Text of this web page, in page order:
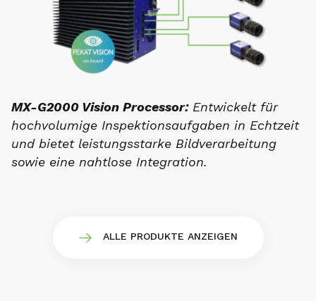
MX-G2000 Vision Processor:Entwickelt für
hochvolumige Inspektionsaufgaben in Echtzeit
und bietet leistungsstarke Bildverarbeitung
sowie eine nahtlose Integration.
ALLE PRODUKTE ANZEIGEN